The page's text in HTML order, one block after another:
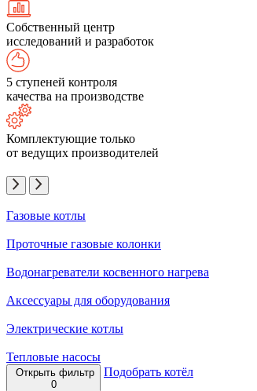
Собственный центр
исследований и разработок
5 ступеней контроля
качества на производстве
Комплектующие только
от ведущих производителей
Газовые котлы
Проточные газовые колонки
Водонагреватели косвенного нагрева
Аксессуары для оборудования
Электрические котлы
Тепловые насосы
Открыть фильтр
0
Подобрать котёл